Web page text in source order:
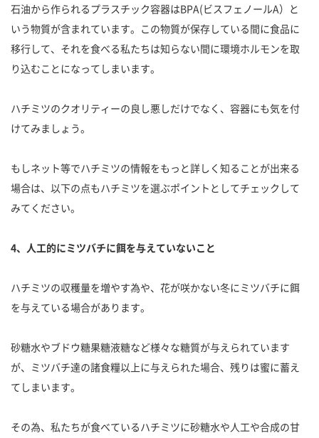
石油から作られるプラスチック容器はBPA(ビスフェノールA）と
いう物質が含まれています。この物質が保存している間に食品に
移行して、それを食べる私たちは知らない間に環境ホルモンを取
り込むことになってしまいます。
ハチミツのクオリティーの良し悪しだけでなく、容器にも気を付
けてみましょう。
もしネット等でハチミツの情報をもっと詳しく知ることが出来る
場合は、以下の点もハチミツを選ぶポイントとしてチェックして
みてください。
4、人工的にミツバチに餌を与えていないこと
ハチミツの収穫量を増やす為や、花が咲かない冬にミツバチに餌
を与えている場合があります。
砂糖水やブドウ糖果糖液糖など様々な糖質が与えられています
が、ミツバチ達の諸食糧以上に与えられた場合、残りは蜜に蓄え
てしまいます。
その為、私たちが食べているハチミツに砂糖水や人工や合成の甘